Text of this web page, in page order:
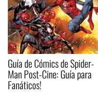
Guía de Cómics de Spider-
Man Post-Cine: Guía para
Fanáticos!